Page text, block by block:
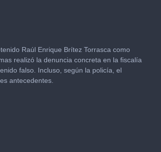
Raúl Enrique Brítez Torrasca como
realizó la denuncia concreta en la fiscalía
falso. Incluso, según la policía, el
antecedentes.